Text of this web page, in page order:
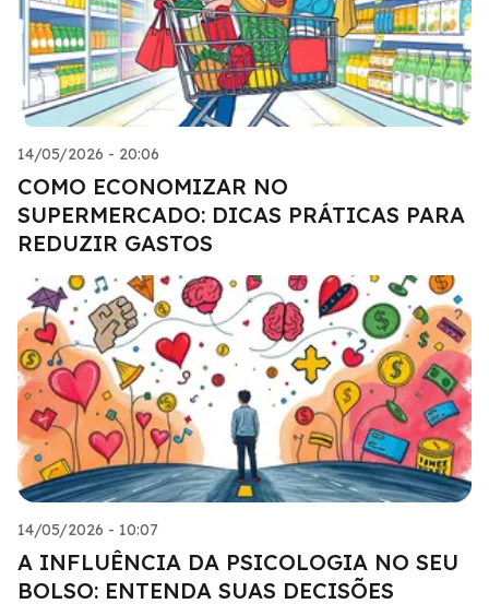
14/05/2026 - 20:06
COMO ECONOMIZAR NO
SUPERMERCADO: DICAS PRÁTICAS PARA
REDUZIR GASTOS
14/05/2026 - 10:07
A INFLUÊNCIA DA PSICOLOGIA NO SEU
BOLSO: ENTENDA SUAS DECISÕES